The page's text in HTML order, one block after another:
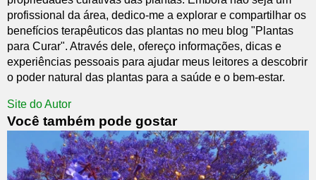
profissional da área, dedico-me a explorar e compartilhar os
benefícios terapêuticos das plantas no meu blog "Plantas
para Curar". Através dele, ofereço informações, dicas e
experiências pessoais para ajudar meus leitores a descobrir
o poder natural das plantas para a saúde e o bem-estar.
Site do Autor
Você também pode gostar